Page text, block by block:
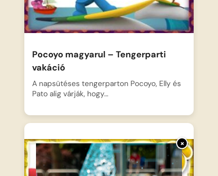
×
Pocoyo magyarul – Tengerparti
vakáció
A napsütéses tengerparton Pocoyo, Elly és
Pato alig várják, hogy…